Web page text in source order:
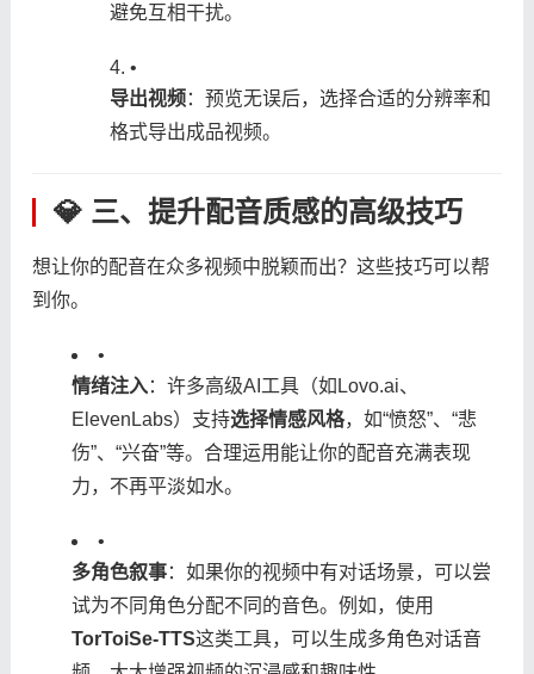
避免互相干扰。
•
​导出视频​​：预览无误后，选择合适的分辨率和
格式导出成品视频。
💎 三、提升配音质感的高级技巧
想让你的配音在众多视频中脱颖而出？这些技巧可以帮
到你。
•
​情绪注入​​：许多高级AI工具（如Lovo.ai、
ElevenLabs）支持​​选择情感风格​​，如“愤怒”、“悲
伤”、“兴奋”等。合理运用能让你的配音充满表现
力，不再平淡如水。
•
​多角色叙事​​：如果你的视频中有对话场景，可以尝
试为不同角色分配不同的音色。例如，使用​
TorToiSe-TTS​​这类工具，可以生成多角色对话音